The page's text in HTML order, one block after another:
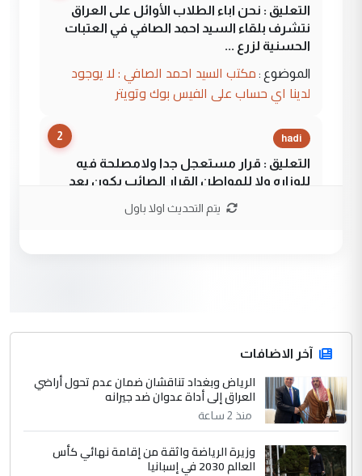
التعليق : نحن اباء الطلاب الأوائل على العراق
نتشرف بلقاء السيد احمد الصافي في العتبات
الحسنية لزرع ...
الموضوع : مكتب السيد احمد الصافي : لا يوجود
لدينا اي حساب على الفيس بوك وتويتر
2 hadi
التعليق : قرار مستعجل جدا ولامصلحة فيه
للوزاره ولا للمواطن القرار الصائب يكون بعد
جنسية الرافد الثالث للعراق ومن اصول عريقة
ابا فرات ...
الموضوع :
الجواهري يرد على صدام حسين سل
مضجعيك يابن الزنا (نص كامل)
سردار
التعليق : واحد من عصابة علي ماما يسقط
يتم التحديث اولا باول
آخر الاضافات
الرياض وبغداد تناقشان ضمان عدم تحول أراضي
العراق إلى أداة عدوان ضد جيرانه
منذ 2 ساعة
وزيرة الرياضة واثقة من إقامة نهائي كأس
العالم 2030 في إسبانيا